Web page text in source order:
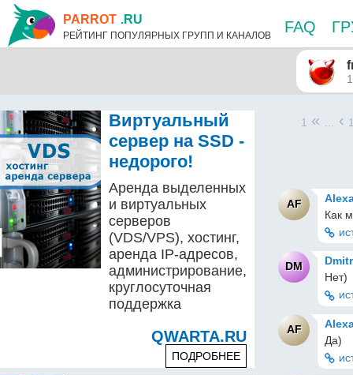
PARROT .RU
РЕЙТИНГ ПОПУЛЯРНЫХ ГРУПП И КАНАЛОВ FAQ
Виртуальный
сервер на SSD -
недорого!
Аренда выделенных
и виртуальных
серверов
(VDS/VPS), хостинг,
аренда IP-адресов,
администрирование,
круглосуточная
поддержка
QWARTA.RU
ПОДРОБНЕЕ
1 « ‹
AF
Как
DM
Нет)
AF
Да)